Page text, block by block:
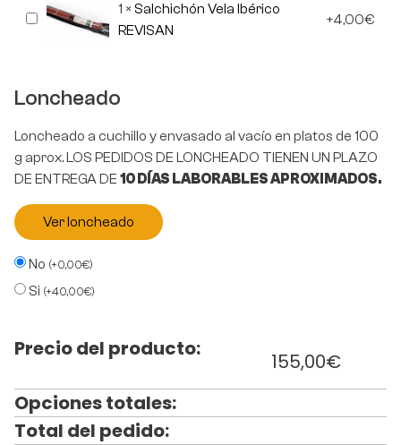
Salchichón
1 × Salchichón Vela Ibérico
REVISAN
4,00€
Loncheado
Loncheado a cuchillo y envasado al vacío en platos de 100
g aprox. LOS PEDIDOS DE LONCHEADO TIENEN UN PLAZO
DE ENTREGA DE 10 DÍAS LABORABLES APROXIMADOS.
Ver loncheado
No (+0,00€)
Si (+40,00€)
Precio del producto:
155,00€
Opciones totales:
Total del pedido: